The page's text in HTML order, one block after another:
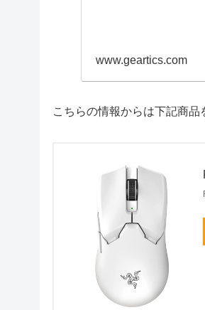
www.geartics.com
こちらの情報からは下記商品